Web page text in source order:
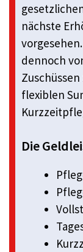
nächste
dennoch
flexiblen
Die